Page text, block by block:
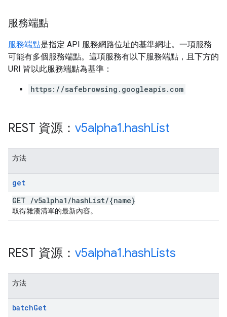
服務端點
服務端點是指定 API 服務網路位址的基準網址。一項服務
可能有多個服務端點。這項服務有以下服務端點，且下方的
URI 皆以此服務端點為基準：
https://safebrowsing.googleapis.com
REST 資源： v5alpha1.hashList
方法
get
GET /v5alpha1 /hashList/{name}
取得雜湊清單的最新內容。
REST 資源： v5alpha1.hashLists
方法
batchGet